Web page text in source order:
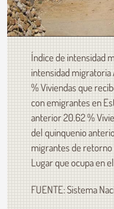
Índice de intensidad
intensidad migratoria
% Viviendas que
con emigrantes en
anterior 20.62 %
del quinquenio
migrantes de
Lugar que ocupa en
FUENTE: Sistema